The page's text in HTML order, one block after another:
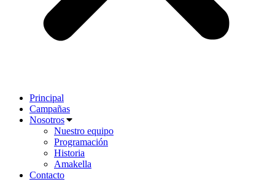
Principal
Campañas
Nosotros
Nuestro equipo
Programación
Historia
Amakella
Contacto